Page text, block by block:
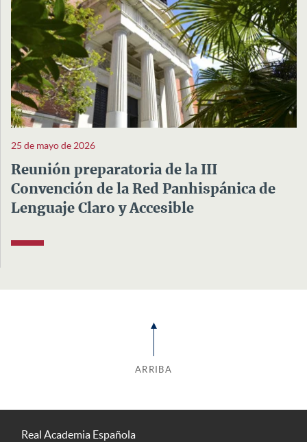
25 de mayo de 2026
Reunión preparatoria de la III
Convención de la Red Panhispánica de
Lenguaje Claro y Accesible
ARRIBA
Real Academia Española